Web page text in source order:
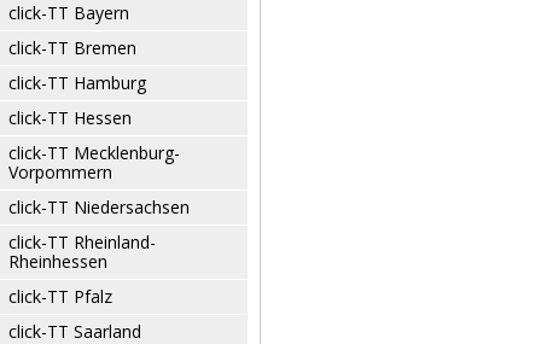
click-TT Bayern
click-TT Bremen
click-TT Hamburg
click-TT Hessen
click-TT Mecklenburg-
Vorpommern
click-TT Niedersachsen
click-TT Rheinland-
Rheinhessen
click-TT Pfalz
click-TT Saarland